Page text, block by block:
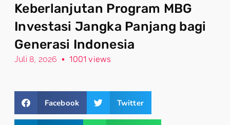
Keberlanjutan Program MBG
Investasi Jangka Panjang bagi
Generasi Indonesia
Juli 8, 2026 1001 views
Facebook Twitter